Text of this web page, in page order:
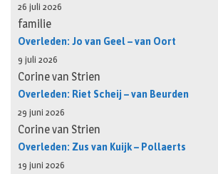
26 juli 2026
familie
Overleden: Jo van Geel – van Oort
9 juli 2026
Corine van Strien
Overleden: Riet Scheij – van Beurden
29 juni 2026
Corine van Strien
Overleden: Zus van Kuijk – Pollaerts
19 juni 2026